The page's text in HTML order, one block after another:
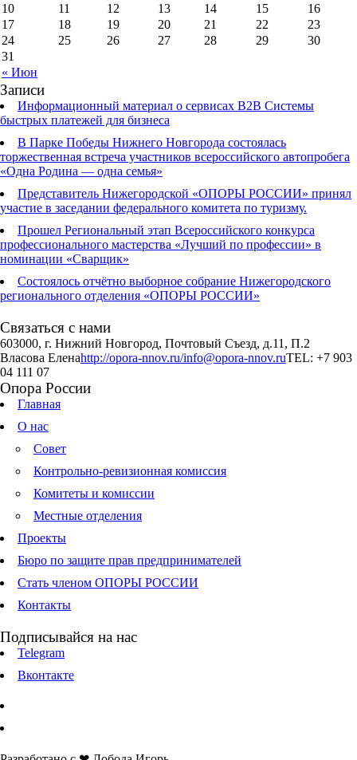
« Июн
10
11 12 13 14 15
16
17
18 19 20 21 22
23
24
25 26 27 28 29
30
31
Записи
Информационный материал о сервисах В2В Системы
быстрых платежей для бизнеса
В Парке Победы Нижнего Новгорода состоялась
торжественная встреча участников всероссийского автопробега
«Одна Родина — одна семья»
Представитель Нижегородской «ОПОРЫ РОССИИ» принял
участие в заседании федерального комитета по туризму.
Прошел Региональный этап Всероссийского конкурса
профессионального мастерства «Лучший по профессии» в
номинации «Сварщик»
Состоялось отчётно выборное собрание Нижегородского
регионального отделения «ОПОРЫ РОССИИ»
Связаться с нами
603000, г. Нижний Новгород, Почтовый Съезд, д.11, П.2
Власова Еленаhttp://opora-nnov.ru/info@opora-nnov.ruTEL: +7 903
04 111 07
Опора России
Главная
О нас
Совет
Контрольно-ревизионная комиссия
Комитеты и комиссии
Местные отделения
Проекты
Бюро по защите прав предпринимателей
Стать членом ОПОРЫ РОССИИ
Контакты
Подписывайся на нас
Telegram
Вконтакте